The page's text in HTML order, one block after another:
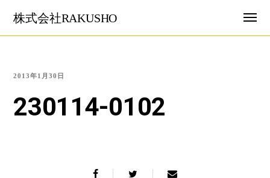
株式会社RAKUSHO
2013年1月30日
230114-0102